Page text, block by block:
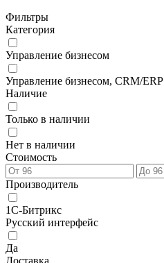
Фильтры
Категория
Управление бизнесом
Управление бизнесом, CRM/ERP
Наличие
Только в наличии
Нет в наличии
Стоимость
Производитель
1С-Битрикс
Русский интерфейс
Да
Доставка